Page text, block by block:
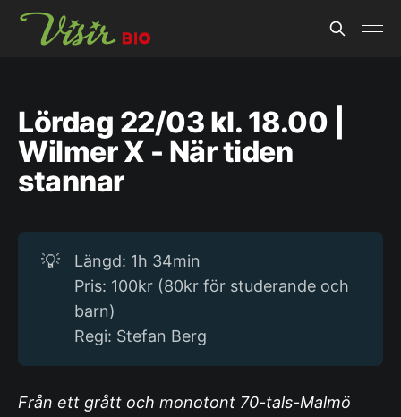
Lördag 22/03 kl. 18.00 |
Wilmer X - När tiden
stannar
💡
Längd: 1h 34min
Pris: 100kr (80kr för studerande och
barn)
Regi: Stefan Berg
Från ett grått och monotont 70-tals-Malmö